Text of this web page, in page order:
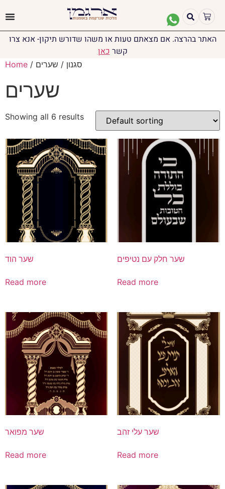
האתר בהרצה. אם מצאתם טעות או משהו שדורש תיקון- אנא צרו
קשרכאן
Home / סגנון / שערים
שערים
Showing all 6 results
שער הוד
Read more
שער חלק עם נטיפים
Read more
שער מפואר
Read more
שער עלי זהב
Read more